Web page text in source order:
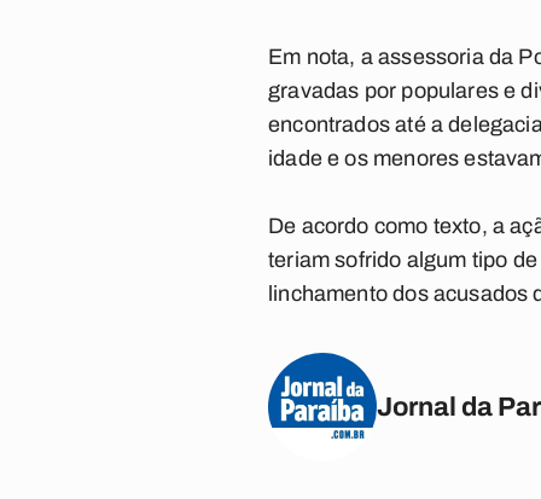
Em nota, a assessoria da
gravadas por populares e
encontrados até a
idade e os menores
De acordo como texto, a
teriam sofrido algum tipo
linchamento dos acusados
Jornal da